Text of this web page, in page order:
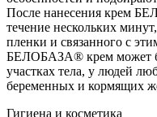
После нанесения крем
течение нескольких
пленки и связанного с
БЕЛОБАЗА® крем может
участках тела, у людей
беременных и кормящих
Гигиена и косметика